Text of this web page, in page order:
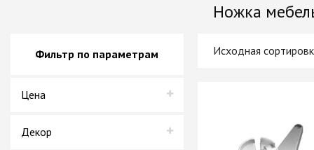
полотна, кромка
Ножка
Фильтр по параметрам
Цена
Декор